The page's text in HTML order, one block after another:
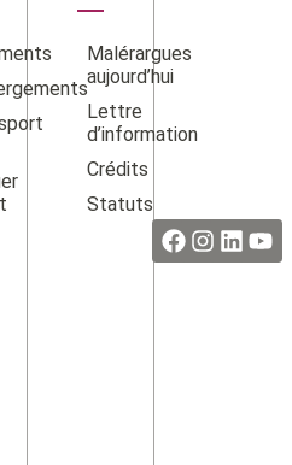
Malérargues
aujourd’hui
Lettre
d’information
Crédits
Statuts